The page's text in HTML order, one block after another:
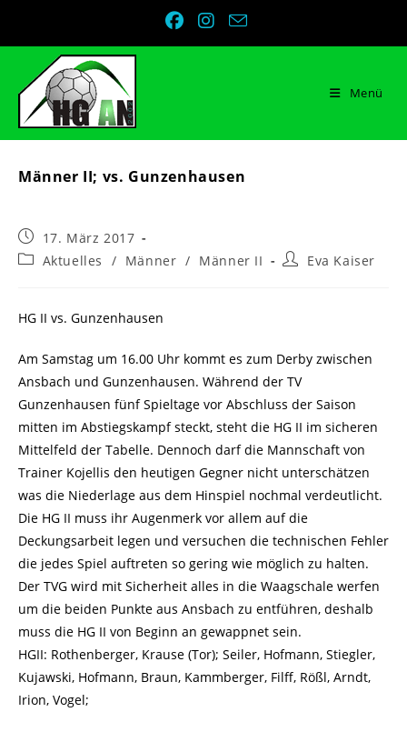
Menü
Männer II; vs. Gunzenhausen
Beitrag
veröffentlicht:
17. März 2017
Beitrags-
Aktuelles / Männer / Männer II
Beitrags-
Eva Kaiser
HG II vs. Gunzenhausen
Am Samstag um 16.00 Uhr kommt es zum Derby zwischen
Ansbach und Gunzenhausen. Während der TV
Gunzenhausen fünf Spieltage vor Abschluss der Saison
mitten im Abstiegskampf steckt, steht die HG II im sicheren
Mittelfeld der Tabelle. Dennoch darf die Mannschaft von
Trainer Kojellis den heutigen Gegner nicht unterschätzen
was die Niederlage aus dem Hinspiel nochmal verdeutlicht.
Die HG II muss ihr Augenmerk vor allem auf die
Deckungsarbeit legen und versuchen die technischen Fehler
die jedes Spiel auftreten so gering wie möglich zu halten.
Der TVG wird mit Sicherheit alles in die Waagschale werfen
um die beiden Punkte aus Ansbach zu entführen, deshalb
muss die HG II von Beginn an gewappnet sein.
HGII: Rothenberger, Krause (Tor); Seiler, Hofmann, Stiegler,
Kujawski, Hofmann, Braun, Kammberger, Filff, Rößl, Arndt,
Irion, Vogel;